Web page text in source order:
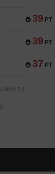
39 PT
39 PT
37 PT
商標です。
。